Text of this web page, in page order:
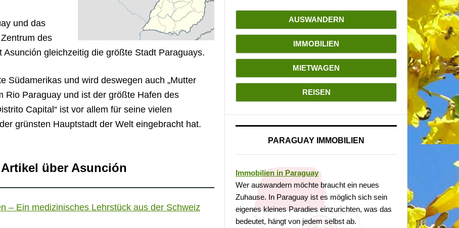
und das
des
gleichzeitig die größte Stadt Paraguays.
Südamerikas und wird deswegen auch „Mutter
Rio Paraguay und ist der größte Hafen des
Capital“ ist vor allem für seine vielen
grünsten Hauptstadt der Welt eingebracht hat.
über Asunción
– Ein medizinisches Lehrstück aus der Schweiz
AUSWANDERN
IMMOBILIEN
MIETWAGEN
REISEN
PARAGUAY IMMOBILIEN
Immobilien in Paraguay
Wer auswandern möchte braucht ein neues
Zuhause. In Paraguay ist es möglich sich sein
eigenes kleines Paradies einzurichten, was das
bedeutet, hängt von jedem selbst ab.